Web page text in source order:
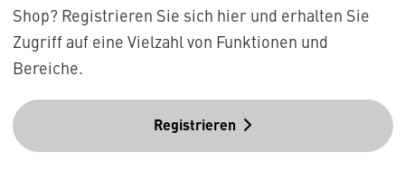
Shop? Registrieren Sie sich hier und erhalten Sie
Zugriff auf eine Vielzahl von Funktionen und
Bereiche.
Registrieren